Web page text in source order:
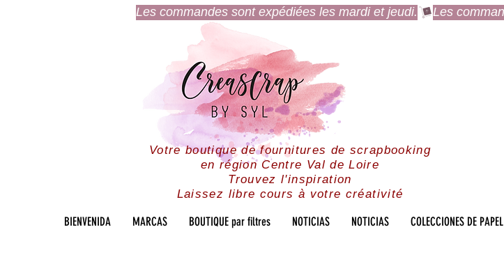
Les commandes sont expédiées les mardi et jeudi.
Votre boutique de fournitures de scrapbooking
en région Centre Val de Loire
Trouvez l'inspiration
Laissez libre cours à votre créativité
BIENVENIDA MARCAS BOUTIQUE par filtres NOTICIAS NOTICIAS COLECCIONES DE PAPEL